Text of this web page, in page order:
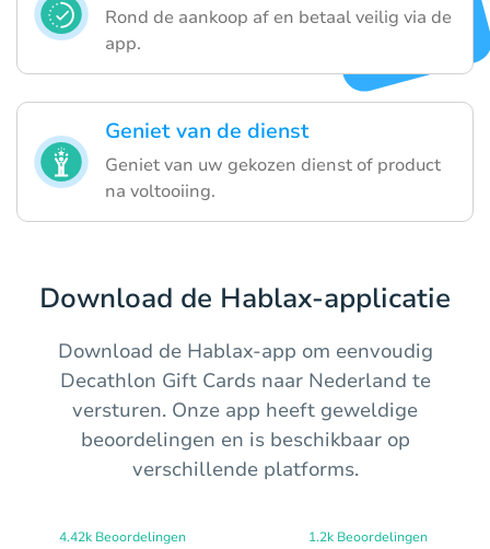
Rond de aankoop af en betaal veilig via de
app.
Geniet van de dienst
Geniet van uw gekozen dienst of product
na voltooiing.
Download de Hablax-applicatie
Download de Hablax-app om eenvoudig
Decathlon Gift Cards naar Nederland te
versturen. Onze app heeft geweldige
beoordelingen en is beschikbaar op
verschillende platforms.
4.42k Beoordelingen 1.2k Beoordelingen